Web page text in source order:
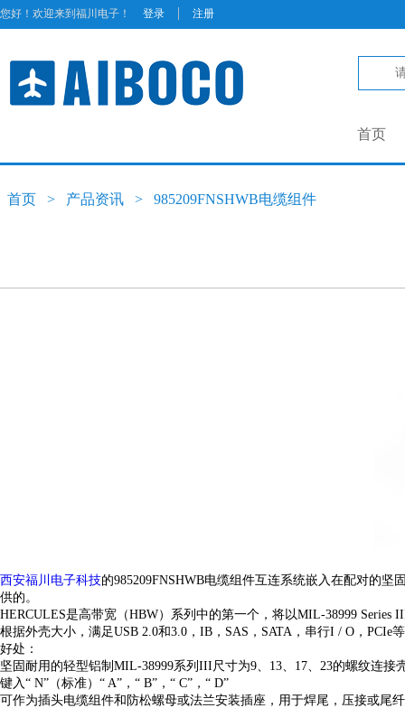
您好！欢迎来到福川电子！ 登录 | 注册
首页
首页 > 产品资讯 > 985209FNSHWB电缆组件
西安福川电子科技的985209FNSHWB电缆组件互连系统嵌入在配对的
供的。
HERCULES是高带宽（HBW）系列中的第一个，将以MIL-38999 Series
根据外壳大小，满足USB 2.0和3.0，IB，SAS，SATA，串行I / O，
好处：
坚固耐用的轻型铝制MIL-38999系列III尺寸为9、13、17、23的螺纹连接
键入“ N”（标准）“ A”，“ B”，“ C”，“ D”
可作为插头电缆组件和防松螺母或法兰安装插座，用于焊尾，压接或尾